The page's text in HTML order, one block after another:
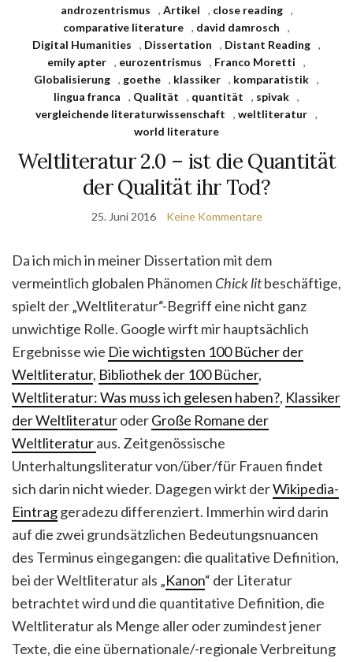
androzentrismus , Artikel , close reading
,
comparative literature , david damrosch
,
Digital Humanities
, Dissertation , Distant Reading ,
emily apter , eurozentrismus , Franco Moretti
,
Globalisierung , goethe , klassiker , komparatistik ,
lingua franca
, Qualität , quantität , spivak ,
vergleichende literaturwissenschaft
, weltliteratur ,
world literature
Weltliteratur 2.0 – ist die Quantität
der Qualität ihr Tod?
25. Juni 2016 Keine Kommentare
Da ich mich in meiner Dissertation mit dem
vermeintlich globalen Phänomen Chick litbeschäftige,
spielt der „Weltliteratur“-Begriff eine nicht ganz
unwichtige Rolle. Google wirft mir hauptsächlich
Ergebnisse wie Die wichtigsten 100 Bücher der
Weltliteratur, Bibliothek der 100 Bücher,
Weltliteratur: Was muss ich gelesen haben?, Klassiker
der WeltliteraturoderGroße Romane der
Weltliteraturaus. Zeitgenössische
Unterhaltungsliteratur von/über/für Frauen findet
sich darin nicht wieder. Dagegen wirkt derWikipedia-
Eintraggeradezu differenziert. Immerhin wird darin
auf die zwei grundsätzlichen Bedeutungsnuancen
des Terminus eingegangen: die qualitative Definition,
bei der Weltliteratur als „Kanon“ der Literatur
betrachtet wird und die quantitative Definition, die
Weltliteratur als Menge aller oder zumindest jener
Texte, die eine übernationale/-regionale Verbreitung